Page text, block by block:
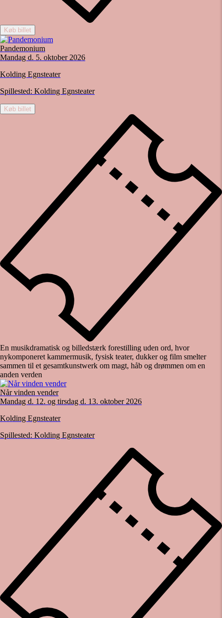
Køb billet
Pandemonium
Mandag d. 5. oktober 2026
Kolding Egnsteater
Spillested: Kolding Egnsteater
Køb billet
En musikdramatisk og billedstærk forestilling uden ord, hvor
nykomponeret kammermusik, fysisk teater, dukker og film smelter
sammen til et gesamtkunstwerk om magt, håb og drømmen om en
anden verden
Når vinden vender
Mandag d. 12. og tirsdag d. 13. oktober 2026
Kolding Egnsteater
Spillested: Kolding Egnsteater